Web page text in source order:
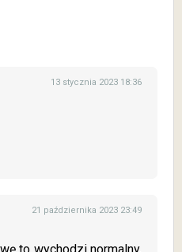
13 stycznia 2023 18:36
21 października 2023 23:49